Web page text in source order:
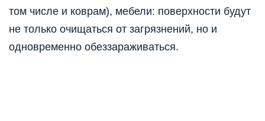
том числе и коврам), мебели: поверхности будут
не только очищаться от загрязнений, но и
одновременно обеззараживаться.